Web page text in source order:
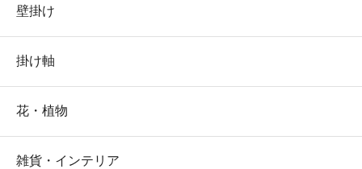
壁掛け
掛け軸
花・植物
雑貨・インテリア